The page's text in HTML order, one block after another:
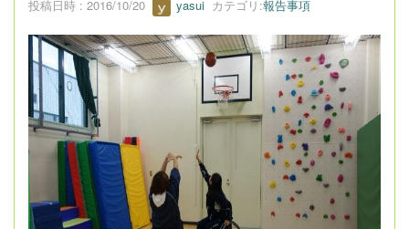
投稿日時 : 2016/10/20 yasui カテゴリ:報告事項